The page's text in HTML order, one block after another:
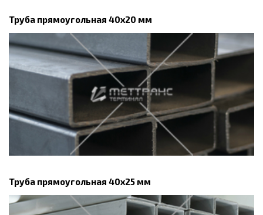
Труба прямоугольная 40х20 мм
Труба прямоугольная 40х25 мм